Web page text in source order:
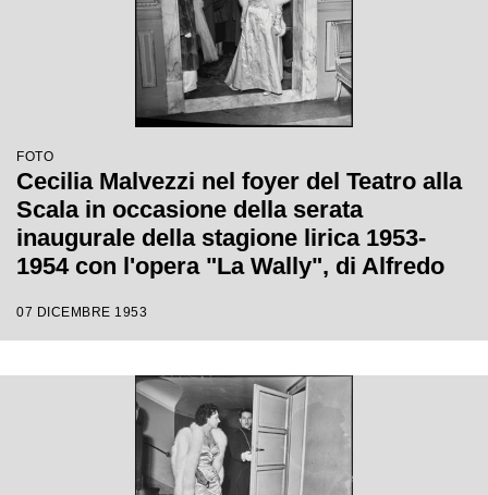
FOTO
Cecilia Malvezzi nel foyer del Teatro alla
Scala in occasione della serata
inaugurale della stagione lirica 1953-
1954 con l'opera "La Wally", di Alfredo
con la regia di Tatiana Pavlova
07 DICEMBRE 1953